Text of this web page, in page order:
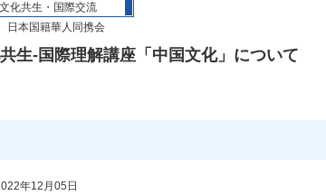
化共生・国際交流
日本国籍華人同携会
生-国際理解講座「中国文化」について
年12月05日